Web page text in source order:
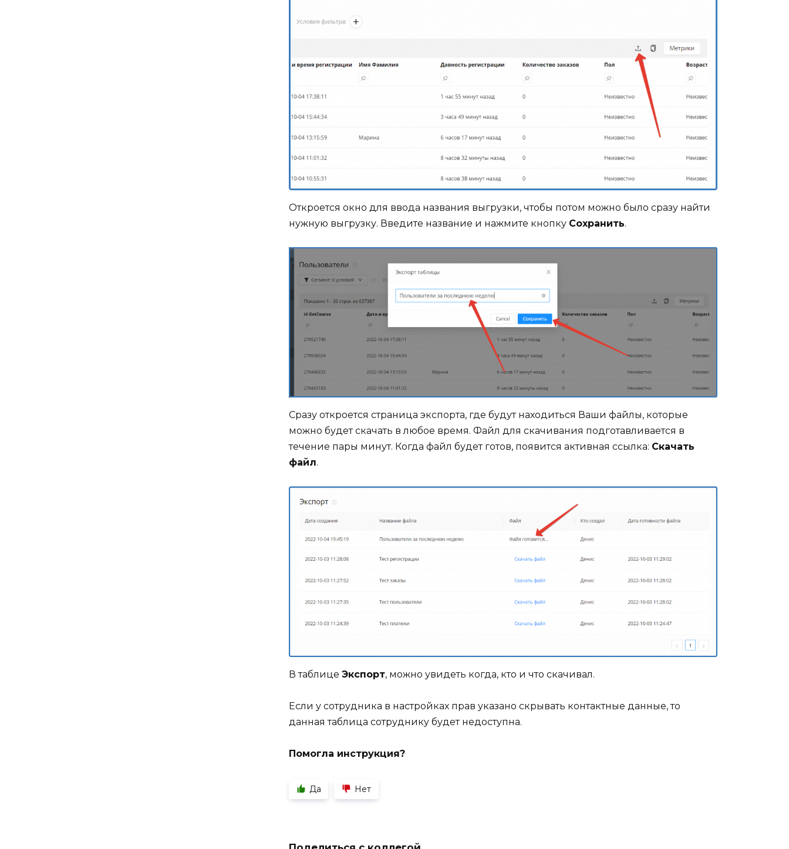
Откроется окно для ввода названия выгрузки, чтобы потом можно было сразу найти
нужную выгрузку. Введите название и нажмите кнопку Сохранить.
Сразу откроется страница экспорта, где будут находиться Ваши файлы, которые
можно будет скачать в любое время. Файл для скачивания подготавливается в
течение пары минут. Когда файл будет готов, появится активная ссылка: Скачать
файл.
В таблице Экспорт, можно увидеть когда, кто и что скачивал.
Если у сотрудника в настройках прав указано скрывать контактные данные, то
данная таблица сотруднику будет недоступна.
Помогла инструкция?
Да Нет